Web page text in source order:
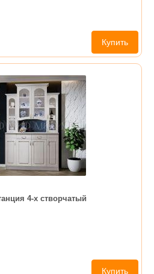
Купить
4-х створчатый
Купить